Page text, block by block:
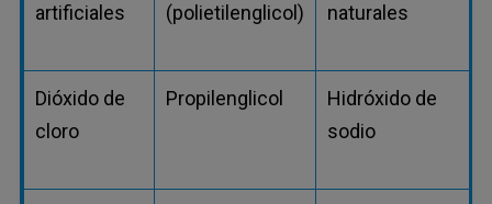
artificiales
(polietilenglicol)
naturales
Dióxido de
cloro
Propilenglicol
Hidróxido de
sodio